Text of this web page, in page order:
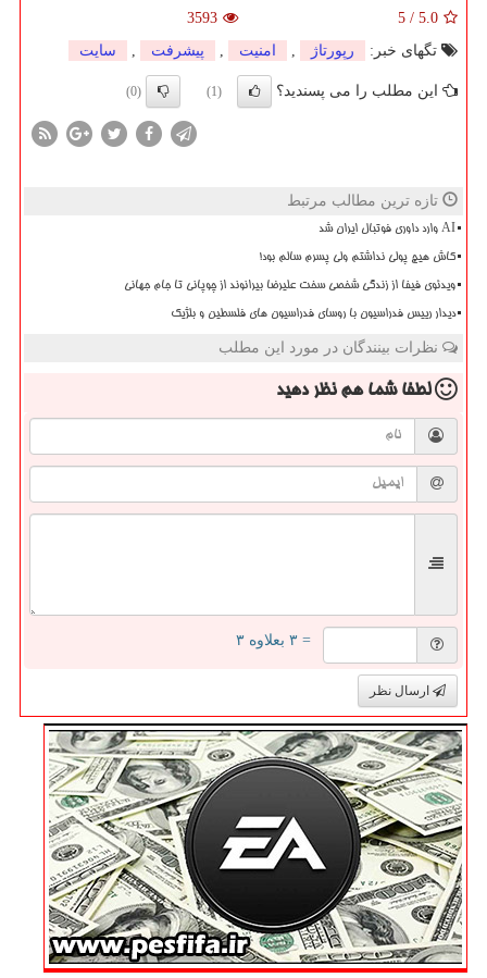
5.0
/
5
3593
تگهای خبر:
رپورتاژ , امنیت , پیشرفت , سایت
این مطلب را می پسندید؟ (1)
(0)
تازه ترین مطالب مرتبط
AI وارد داوری فوتبال ایران شد
کاش هیچ پولی نداشتم ولی پسرم سالم بود!
ویدئوی فیفا از زندگی شخصی سخت علیرضا بیرانوند از چوپانی تا جام جهانی
دیدار رییس فدراسیون با روسای فدراسیون های فلسطین و بلژیک
نظرات بینندگان در مورد این مطلب
لطفا شما همنظر دهید
= ۳ بعلاوه ۳
ارسال نظر